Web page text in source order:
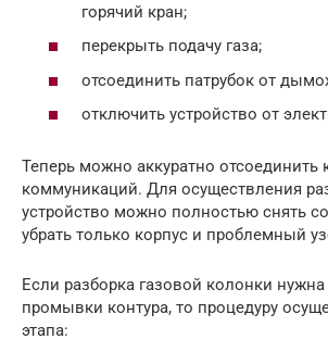
горячий кран;
перекрыть подачу газа;
отсоединить патрубок от
отключить устройство от
Теперь можно аккуратно отсоединить
коммуникаций. Для осуществления
устройство можно полностью снять
убрать только корпус и проблемный
Если разборка газовой колонки
промывки контура, то процедуру
этапа: